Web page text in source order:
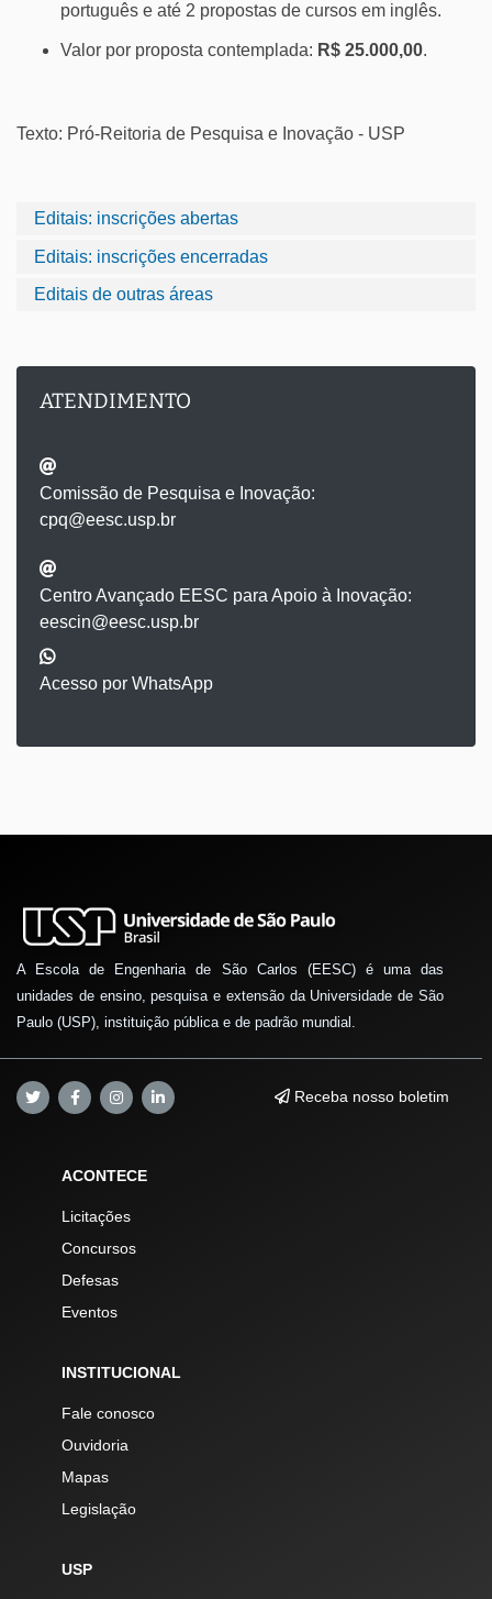
Editais: inscrições abertas
Editais: inscrições encerradas
Editais de outras áreas
ATENDIMENTO
Comissão de Pesquisa e Inovação:
cpq@eesc.usp.br
Centro Avançado EESC para Apoio à Inovação:
eescin@eesc.usp.br
Acesso por WhatsApp
português e até 2 propostas de cursos em inglês.
Valor por proposta contemplada: R$ 25.000,00.
Texto: Pró-Reitoria de Pesquisa e Inovação - USP
A Escola de Engenharia de São Carlos (EESC) é uma das
unidades de ensino, pesquisa e extensão da Universidade de São
Paulo (USP), instituição pública e de padrão mundial.
Receba nosso boletim
ACONTECE
Licitações
Concursos
Defesas
Eventos
INSTITUCIONAL
Fale conosco
Ouvidoria
Mapas
Legislação
USP